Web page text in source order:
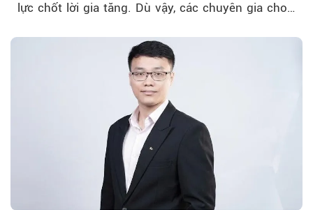
lực chốt lời gia tăng. Dù vậy, các chuyên gia cho